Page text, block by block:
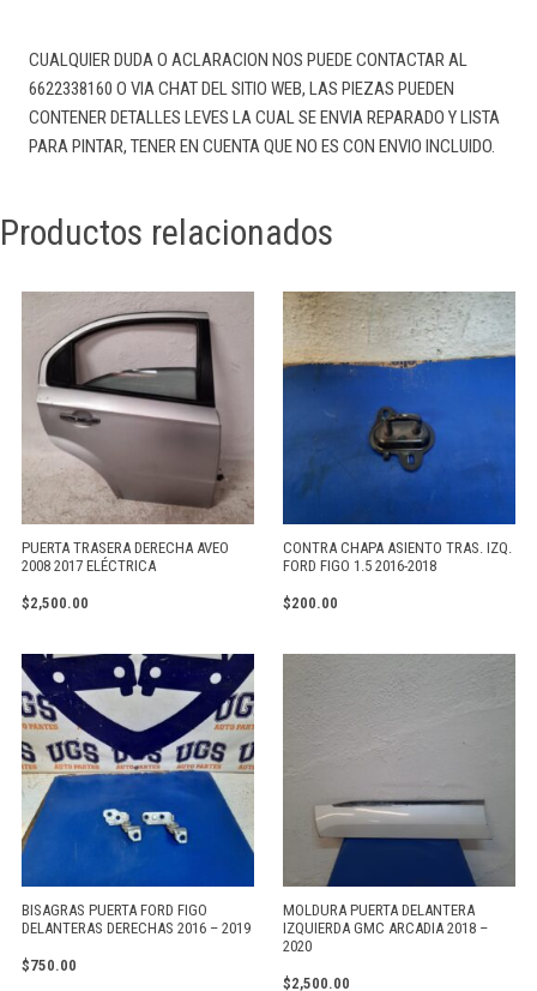
CUALQUIER DUDA O ACLARACION NOS PUEDE CONTACTAR AL
6622338160 O VIA CHAT DEL SITIO WEB, LAS PIEZAS PUEDEN
CONTENER DETALLES LEVES LA CUAL SE ENVIA REPARADO Y LISTA
PARA PINTAR, TENER EN CUENTA QUE NO ES CON ENVIO INCLUIDO.
Productos relacionados
PUERTA TRASERA DERECHA AVEO
2008 2017 ELÉCTRICA
$2,500.00
CONTRA CHAPA ASIENTO TRAS. IZQ.
FORD FIGO 1.5 2016-2018
$200.00
BISAGRAS PUERTA FORD FIGO
DELANTERAS DERECHAS 2016 – 2019
$750.00
MOLDURA PUERTA DELANTERA
IZQUIERDA GMC ARCADIA 2018 –
2020
$2,500.00